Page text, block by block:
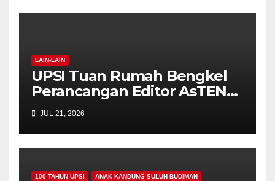
LAIN-LAIN
UPSI Tuan Rumah Bengkel
Perancangan Editor AsTEN
Journal of Teacher Training
Education
JUL 21, 2026
100 TAHUN UPSI ANAK KANDUNG SULUH BUDIMAN